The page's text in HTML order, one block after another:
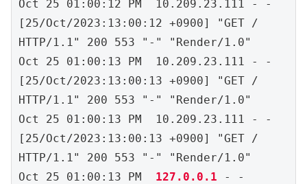
Oct 25 01:00:12 PM  10.209.23.111 - -
[25/Oct/2023:13:00:12 +0900] "GET /
HTTP/1.1" 200 553 "-" "Render/1.0"
Oct 25 01:00:13 PM  10.209.23.111 - -
[25/Oct/2023:13:00:13 +0900] "GET /
HTTP/1.1" 200 553 "-" "Render/1.0"
Oct 25 01:00:13 PM  10.209.23.111 - -
[25/Oct/2023:13:00:13 +0900] "GET /
HTTP/1.1" 200 553 "-" "Render/1.0"
Oct 25 01:00:13 PM 127.0.0.1
- -